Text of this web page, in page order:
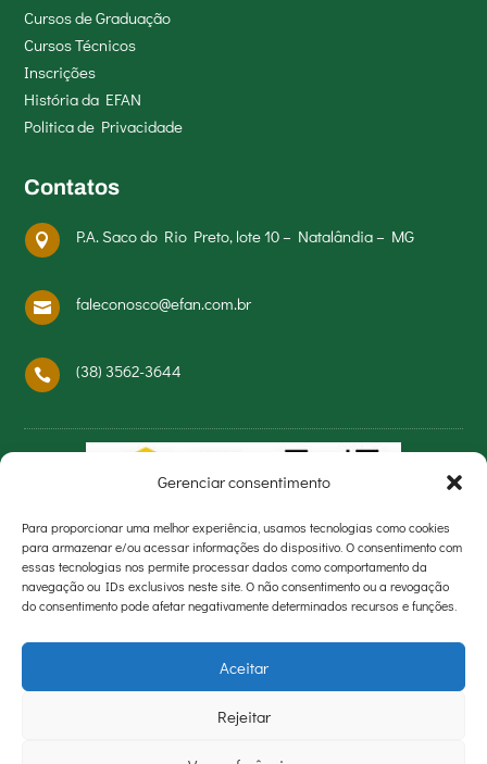
Gerenciar consentimento
Para proporcionar uma melhor experiência, usamos tecnologias como cookies
para armazenar e/ou acessar informações do dispositivo. O consentimento com
essas tecnologias nos permite processar dados como comportamento da
navegação ou IDs exclusivos neste site. O não consentimento ou a revogação
do consentimento pode afetar negativamente determinados recursos e funções.
Aceitar
Rejeitar
Cursos de Graduação
Cursos Técnicos
Inscrições
História da EFAN
Politica de Privacidade
Contatos
 P.A. Saco do Rio Preto, lote 10 – Natalândia – MG
 faleconosco@efan.com.br
 (38) 3562-3644